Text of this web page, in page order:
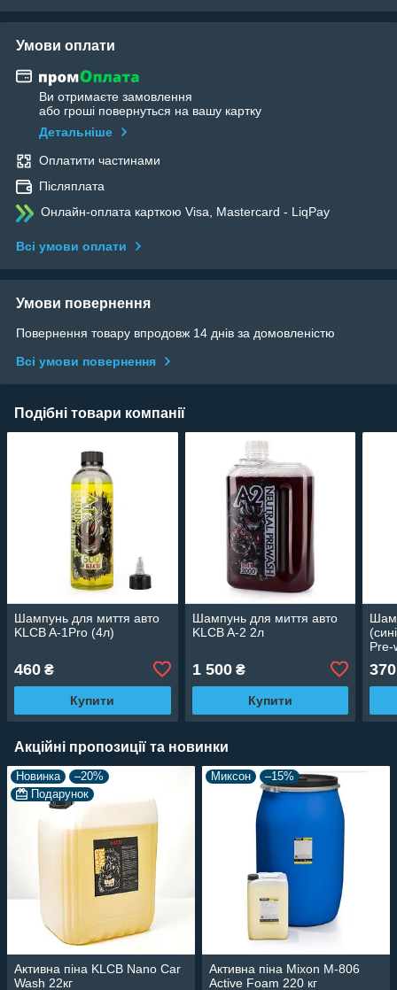
Умови оплати
Ви отримаєте замовлення
або гроші повернуться на вашу картку
Детальніше
Оплатити частинами
Післяплата
Онлайн-оплата карткою Visa, Mastercard - LiqPay
Всі умови оплати
Умови повернення
Повернення товару впродовж 14 днів за домовленістю
Всі умови повернення
Подібні товари компанії
Шампунь для миття авто
KLCB A-1Pro (4л)
460 ₴
Купити
Шампунь для миття авто
KLCB A-2 2л
1 500₴
Купити
370
Акційні пропозиції та новинки
Новинка
–20%
Подарунок
Активна піна KLCB Nano Car
Wash 22кг
Миксон –15%
Активна піна Mixon M-806
Active Foam 220 кг